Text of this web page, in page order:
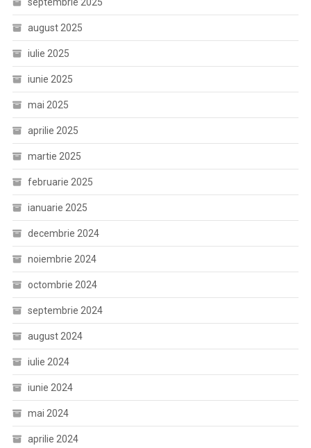
august 2025
iulie 2025
iunie 2025
mai 2025
aprilie 2025
martie 2025
februarie 2025
ianuarie 2025
decembrie 2024
noiembrie 2024
octombrie 2024
septembrie 2024
august 2024
iulie 2024
iunie 2024
mai 2024
aprilie 2024